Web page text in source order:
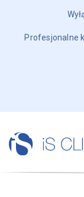
Profesjonalne